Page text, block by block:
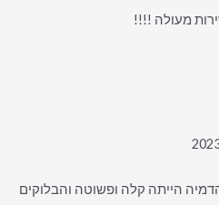
מעולה !!!!
הייתה קלה ופשוטה והבלוקים